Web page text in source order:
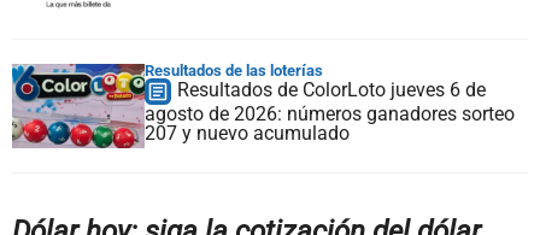
Resultados de las loterías
Resultados de ColorLoto jueves 6 de
agosto de 2026: números ganadores sorteo
207 y nuevo acumulado